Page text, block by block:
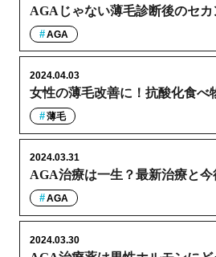
AGAじゃない薄毛診断後のセ
AGA
女性の薄毛改善に！抗酸化食べ
2024.04.03
薄毛
AGA治療は一生？最新治療と今
2024.03.31
AGA
2024.03.30